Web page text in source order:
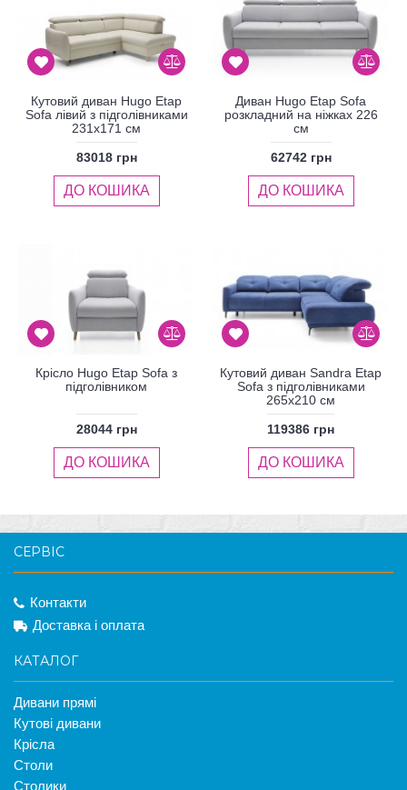
Кутовий диван Hugo Etap
Sofa лівий з підголівниками
231x171 см
83018 грн
ДО КОШИКА
Диван Hugo Etap Sofa
розкладний на ніжках 226
см
62742 грн
ДО КОШИКА
Крісло Hugo Etap Sofa з
підголівником
28044 грн
ДО КОШИКА
Кутовий диван Sandra Etap
Sofa з підголівниками
265x210 см
119386 грн
ДО КОШИКА
СЕРВІС
Контакти
Доставка і оплата
КАТАЛОГ
Дивани прямі
Кутові дивани
Крісла
Столи
Столики